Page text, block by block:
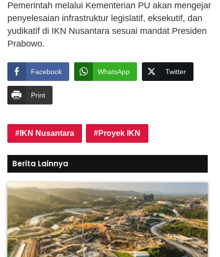
Pemerintah melalui Kementerian PU akan mengejar
penyelesaian infrastruktur legislatif, eksekutif, dan
yudikatif di IKN Nusantara sesuai mandat Presiden
Prabowo.
Facebook WhatsApp Twitter
Print
IKN Nusantara Proyek IKN
Berita Lainnya